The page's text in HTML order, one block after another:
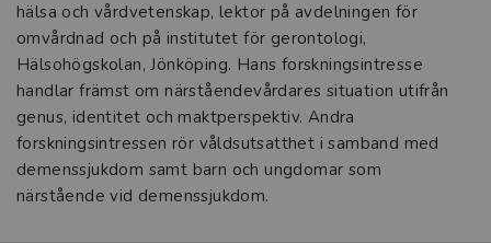
hälsa och vårdvetenskap, lektor på avdelningen för
omvårdnad och på institutet för gerontologi,
Hälsohögskolan, Jönköping. Hans forskningsintresse
handlar främst om närståendevårdares situation utifrån
genus, identitet och maktperspektiv. Andra
forskningsintressen rör våldsutsatthet i samband med
demenssjukdom samt barn och ungdomar som
närstående vid demenssjukdom.